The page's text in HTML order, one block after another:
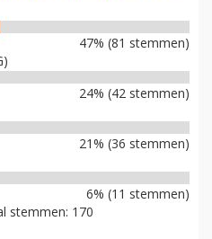
47% (81 stemmen)
24% (42 stemmen)
21% (36 stemmen)
6% (11 stemmen)
stemmen: 170